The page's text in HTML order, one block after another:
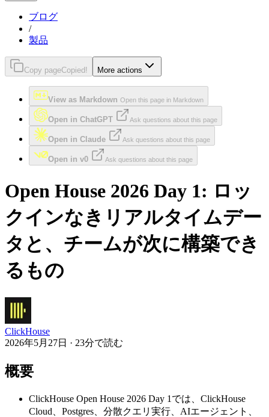
ブログ
/
製品
Copy pageCopied! More actions
View as Markdown Open this page in Markdown
Open in ChatGPT Ask questions about this page
Open in Claude Ask questions about this page
Open in v0 Ask questions about this page
Open House 2026 Day 1: ロッ
クインなきリアルタイムデー
タと、チームが次に構築でき
るもの
ClickHouse
2026年5月27日 · 23分で読む
概要
ClickHouse Open House 2026 Day 1では、ClickHouse
Cloud、Postgres、分散クエリ実行、AIエージェント、